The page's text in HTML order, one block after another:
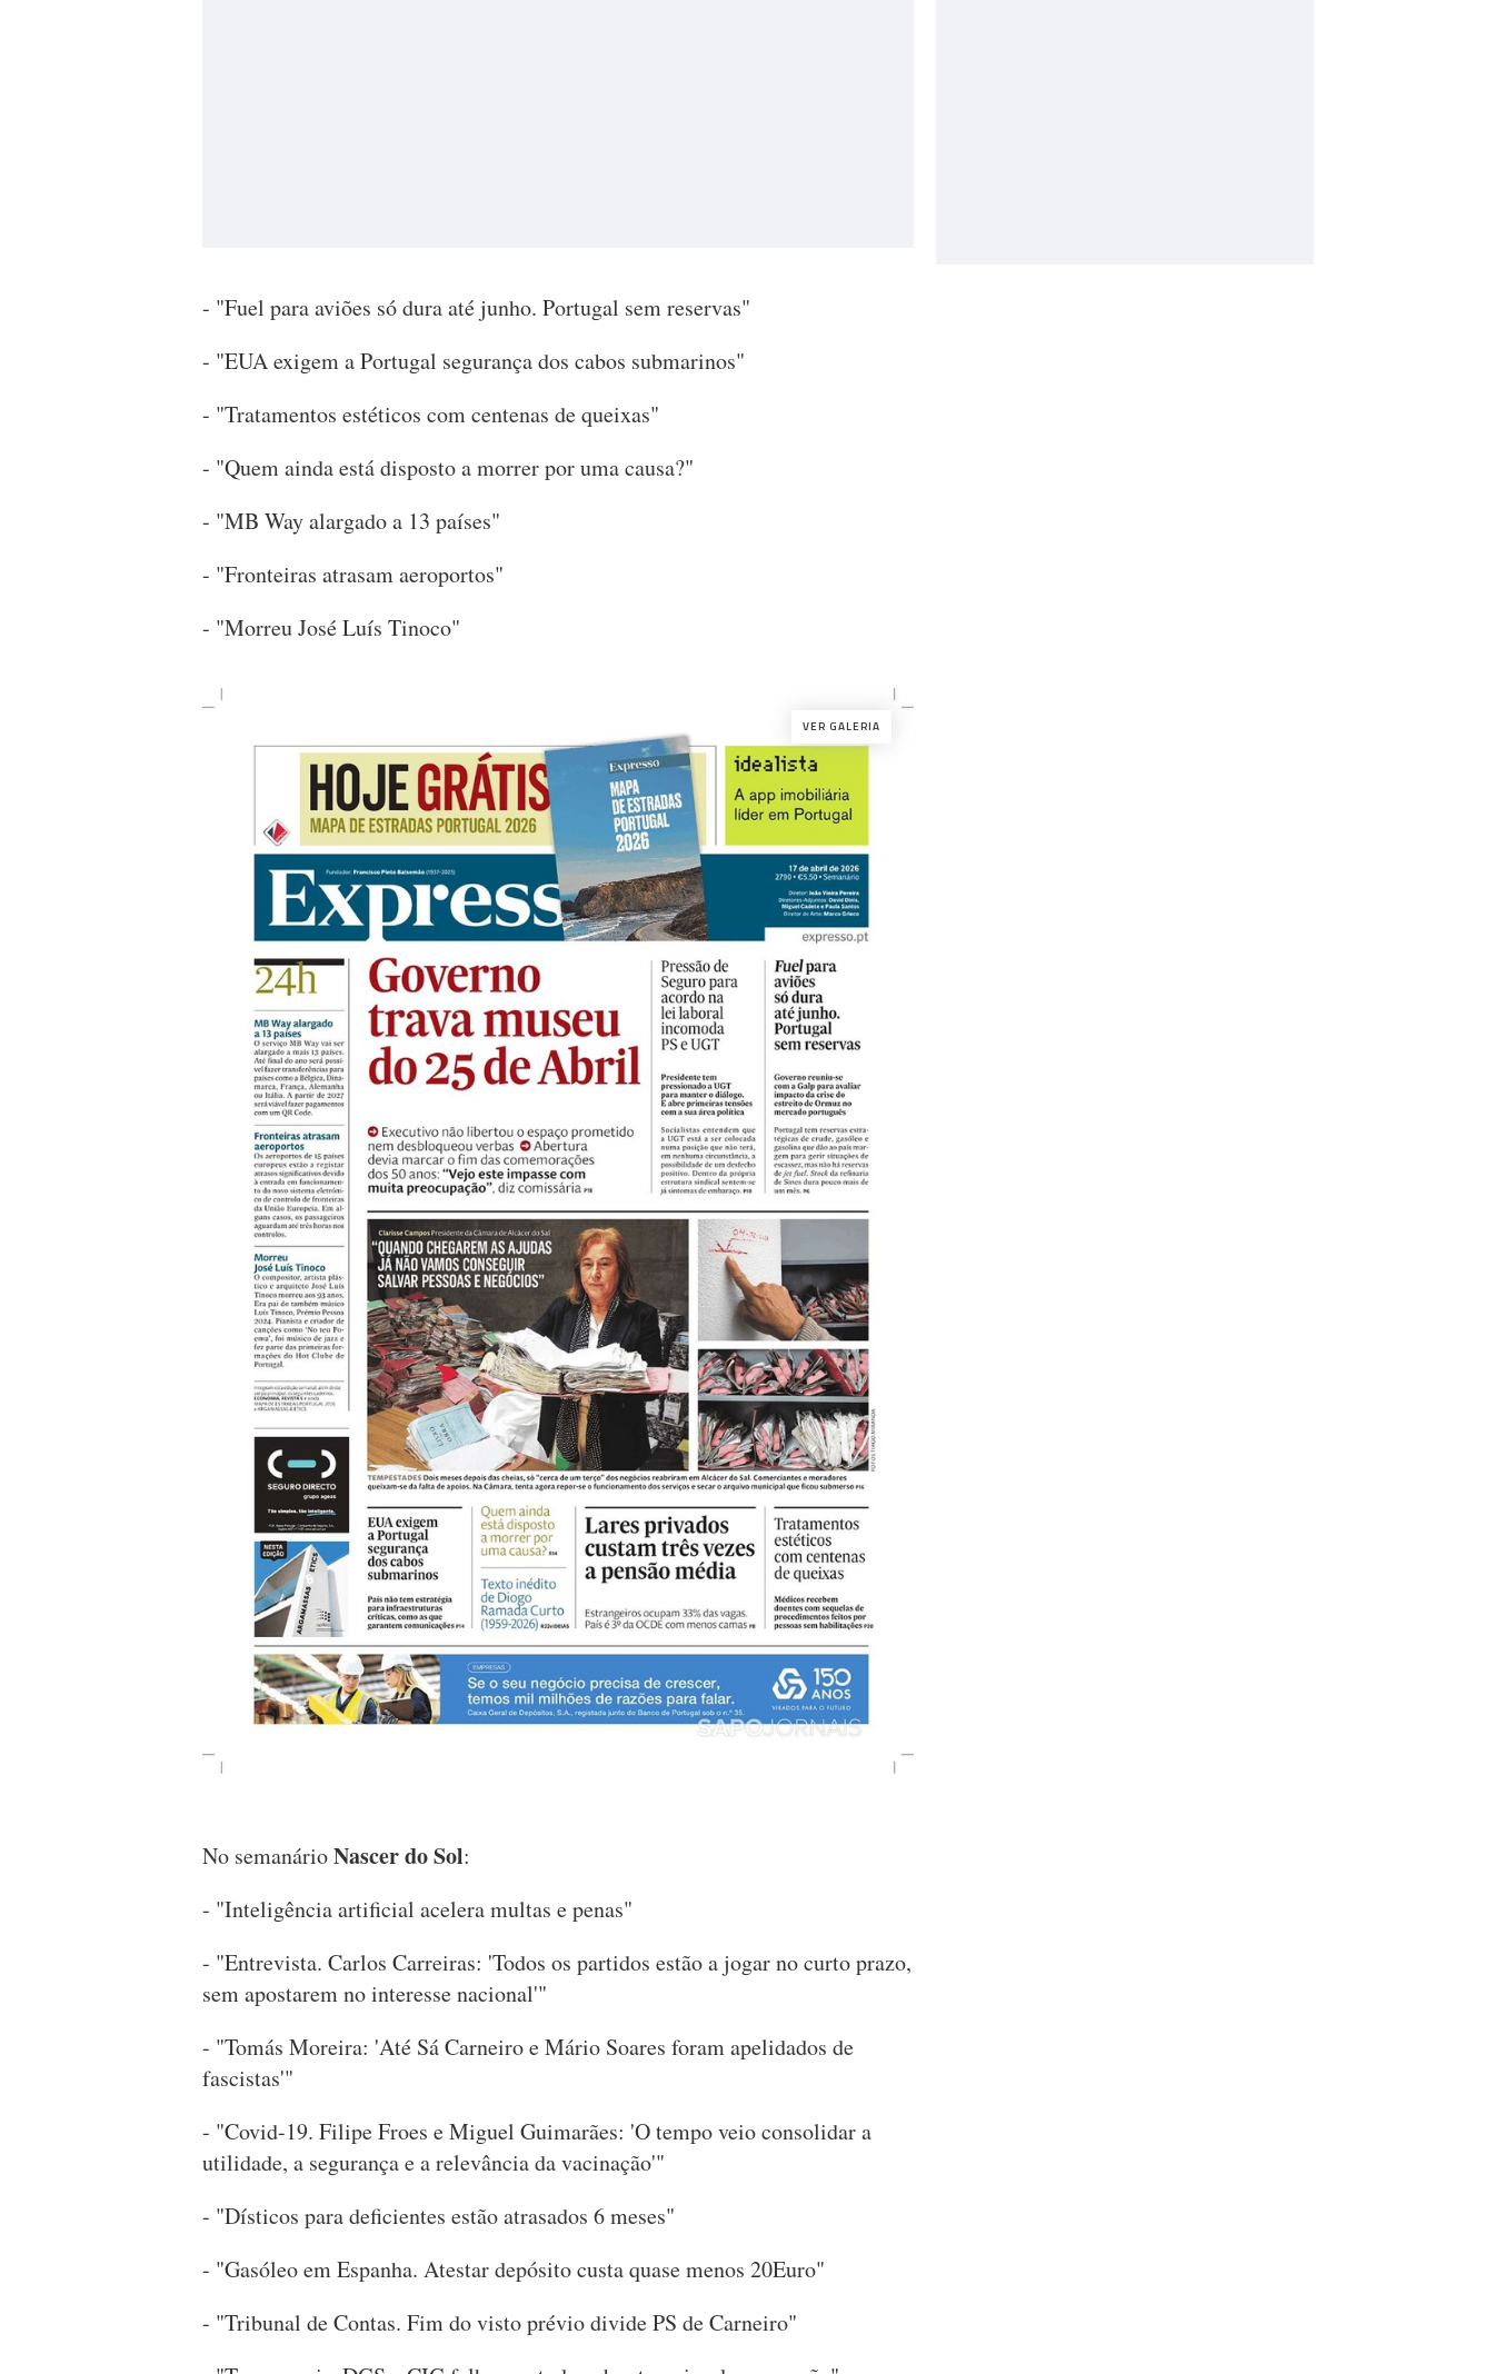
- "Fuel para aviões só dura até junho. Portugal sem reservas"
- "EUA exigem a Portugal segurança dos cabos submarinos"
- "Tratamentos estéticos com centenas de queixas"
- "Quem ainda está disposto a morrer por uma causa?"
- "MB Way alargado a 13 países"
- "Fronteiras atrasam aeroportos"
- "Morreu José Luís Tinoco"
VER GALERIA
No semanárioNascer do Sol:
- "Inteligência artificial acelera multas e penas"
- "Entrevista. Carlos Carreiras: 'Todos os partidos estão a jogar no curto prazo,
sem apostarem no interesse nacional'"
- "Tomás Moreira: 'Até Sá Carneiro e Mário Soares foram apelidados de
fascistas'"
- "Covid-19. Filipe Froes e Miguel Guimarães: 'O tempo veio consolidar a
utilidade, a segurança e a relevância da vacinação'"
- "Dísticos para deficientes estão atrasados 6 meses"
- "Gasóleo em Espanha. Atestar depósito custa quase menos 20Euro"
- "Tribunal de Contas. Fim do visto prévio divide PS de Carneiro"